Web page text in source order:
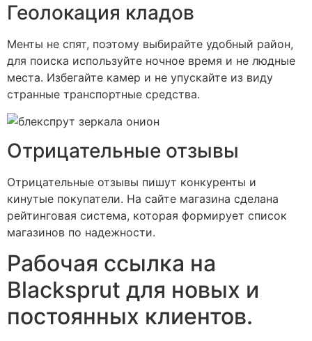
Геолокация кладов
Менты не спят, поэтому выбирайте удобный район,
для поиска используйте ночное время и не людные
места. Избегайте камер и не упускайте из виду
странные транспортные средства.
Отрицательные отзывы
Отрицательные отзывы пишут конкуренты и
кинутые покупатели. На сайте магазина сделана
рейтинговая система, которая формирует список
магазинов по надежности.
Рабочая ссылка на
Blacksprut для новых и
постоянных клиентов.